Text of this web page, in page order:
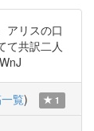
アリスの口
て共訳二人
覧) 1